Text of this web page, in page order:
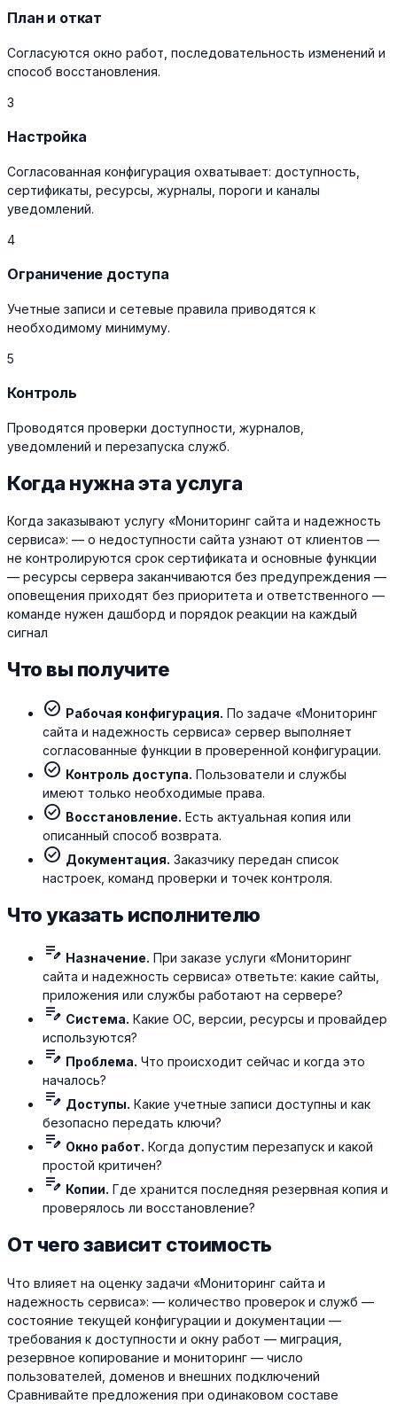
План и откат
Согласуются окно работ, последовательность изменений и
способ восстановления.
3
Настройка
Согласованная конфигурация охватывает: доступность,
сертификаты, ресурсы, журналы, пороги и каналы
уведомлений.
4
Ограничение доступа
Учетные записи и сетевые правила приводятся к
необходимому минимуму.
5
Контроль
Проводятся проверки доступности, журналов,
уведомлений и перезапуска служб.
Когда нужна эта услуга
Когда заказывают услугу «Мониторинг сайта и надежность
сервиса»: — о недоступности сайта узнают от клиентов —
не контролируются срок сертификата и основные функции
— ресурсы сервера заканчиваются без предупреждения —
оповещения приходят без приоритета и ответственного —
команде нужен дашборд и порядок реакции на каждый
сигнал
Что вы получите
check_circle Рабочая конфигурация. По задаче «Мониторинг
сайта и надежность сервиса» сервер выполняет
согласованные функции в проверенной конфигурации.
check_circle Контроль доступа. Пользователи и службы
имеют только необходимые права.
check_circle Восстановление. Есть актуальная копия или
описанный способ возврата.
check_circle Документация. Заказчику передан список
настроек, команд проверки и точек контроля.
Что указать исполнителю
edit_note Назначение. При заказе услуги «Мониторинг
сайта и надежность сервиса» ответьте: какие сайты,
приложения или службы работают на сервере?
edit_note Система. Какие ОС, версии, ресурсы и провайдер
используются?
edit_note Проблема. Что происходит сейчас и когда это
началось?
edit_note Доступы. Какие учетные записи доступны и как
безопасно передать ключи?
edit_note Окно работ. Когда допустим перезапуск и какой
простой критичен?
edit_note Копии. Где хранится последняя резервная копия и
проверялось ли восстановление?
От чего зависит стоимость
Что влияет на оценку задачи «Мониторинг сайта и
надежность сервиса»: — количество проверок и служб —
состояние текущей конфигурации и документации —
требования к доступности и окну работ — миграция,
резервное копирование и мониторинг — число
пользователей, доменов и внешних подключений
Сравнивайте предложения при одинаковом составе